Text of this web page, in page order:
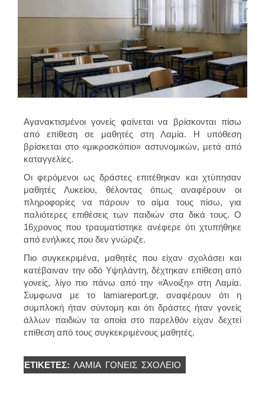
Αγανακτισμένοι γονείς φαίνεται να βρίσκονται πίσω
από επίθεση σε μαθητές στη Λαμία. Η υπόθεση
βρίσκεται στο «μικροσκόπιο» αστυνομικών, μετά από
καταγγελίες.
Οι φερόμενοι ως δράστες επιτέθηκαν και χτύπησαν
μαθητές Λυκείου, θέλοντας όπως αναφέρουν οι
πληροφορίες να πάρουν το αίμα τους πίσω, για
παλιότερες επιθέσεις των παιδιών στα δικά τους. Ο
16χρονος που τραυματίστηκε ανέφερε ότι χτυπήθηκε
από ενήλικες που δεν γνώριζε.
Πιο συγκεκριμένα, μαθητές που είχαν σχολάσει και
κατέβαιναν την οδό Υψηλάντη, δέχτηκαν επίθεση από
γονείς, λίγο πιο πάνω από την «Άνοιξη» στη Λαμία.
Συμφωνα με το lamiareport.gr, αναφέρουν ότι η
συμπλοκή ήταν σύντομη και ότι δράστες ήταν γονείς
άλλων παιδιών τα οποία στο παρελθόν είχαν δεχτεί
επίθεση από τους συγκεκριμένους μαθητές.
ΕΤΙΚΈΤΕΣ: ΛΑΜΊΑ ΓΟΝΕΙΣ ΣΧΟΛΕΊΟ